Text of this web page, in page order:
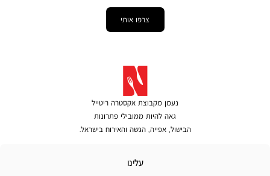
צרפו אותי
נעמן מקבוצת אקסטרה ריטייל
גאה להיות ממובילי פתרונות
הבישול, אפייה, הגשה והאירוח בישראל.
עלינו